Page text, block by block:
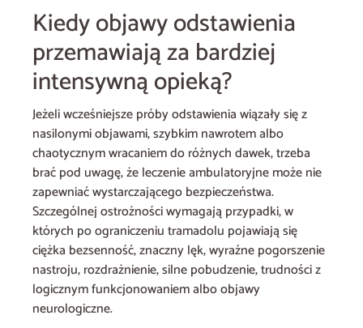
Kiedy objawy odstawienia
przemawiają za bardziej
intensywną opieką?
Jeżeli wcześniejsze próby odstawienia wiązały się z
nasilonymi objawami, szybkim nawrotem albo
chaotycznym wracaniem do różnych dawek, trzeba
brać pod uwagę, że leczenie ambulatoryjne może nie
zapewniać wystarczającego bezpieczeństwa.
Szczególnej ostrożności wymagają przypadki, w
których po ograniczeniu tramadolu pojawiają się
ciężka bezsenność, znaczny lęk, wyraźne pogorszenie
nastroju, rozdrażnienie, silne pobudzenie, trudności z
logicznym funkcjonowaniem albo objawy
neurologiczne.